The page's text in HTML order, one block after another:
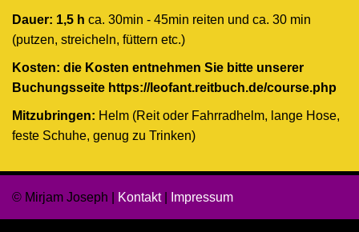
Dauer: 1,5 h ca. 30min - 45min reiten und ca. 30 min
(putzen, streicheln, füttern etc.)
Kosten: die Kosten entnehmen Sie bitte unserer
Buchungsseite https://leofant.reitbuch.de/course.php
Mitzubringen: Helm (Reit oder Fahrradhelm, lange Hose,
feste Schuhe, genug zu Trinken)
© Mirjam Joseph | Kontakt| Impressum